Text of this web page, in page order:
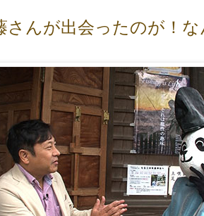
さんが出会ったのが！